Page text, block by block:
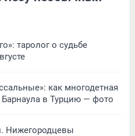
таролог о судьбе
как многодетная
в Турцию — фото
Нижегородцевы